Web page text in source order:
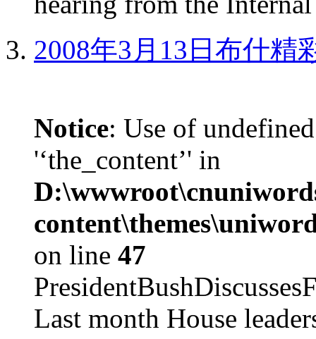
2008年3月13日布什精
Notice: Use of
'‘the_content’' in
on line 47
Last month House